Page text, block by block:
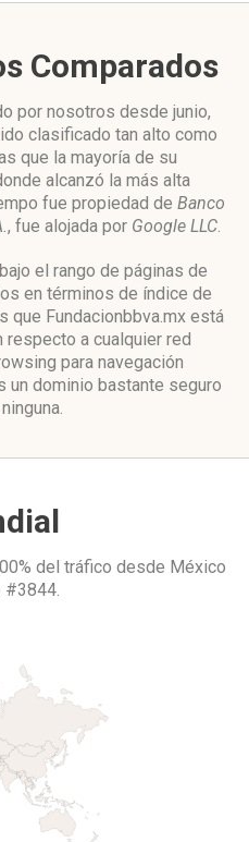
Comparados
por nosotros desde junio,
clasificado tan alto como
que la mayoría de su
alcanzó la más alta
fue propiedad de Banco
, fue alojada por Google LLC.
el rango de páginas de
en términos de índice de
que Fundacionbbva.mx está
respecto a cualquier red
para navegación
un dominio bastante seguro
del tráfico desde México
#3844.